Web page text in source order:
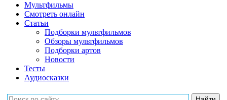
Мультфильмы
Смотреть онлайн
Статьи
Подборки мультфильмов
Обзоры мультфильмов
Подборки артов
Новости
Тесты
Аудиосказки